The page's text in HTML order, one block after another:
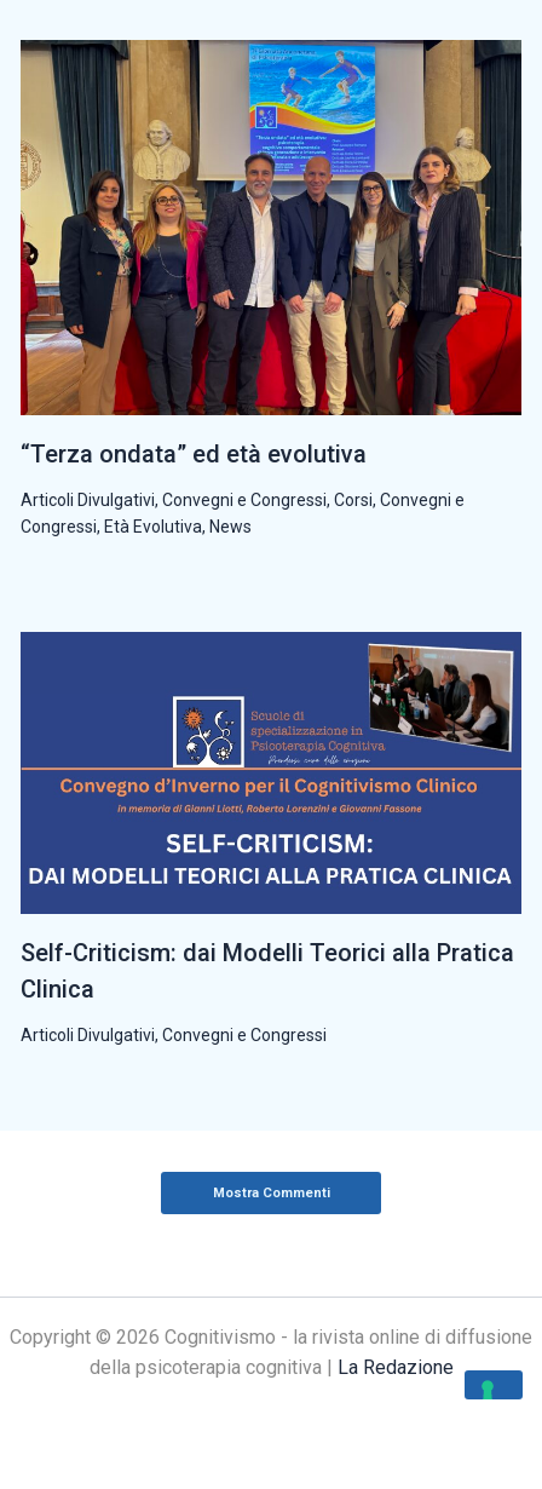
“Terza ondata” ed età evolutiva
Articoli Divulgativi, Convegni e Congressi, Corsi, Convegni e
Congressi, Età Evolutiva, News
Self-Criticism: dai Modelli Teorici alla Pratica
Clinica
Articoli Divulgativi, Convegni e Congressi
Mostra Commenti
Copyright © 2026 Cognitivismo - la rivista online di diffusione
della psicoterapia cognitiva | La Redazione